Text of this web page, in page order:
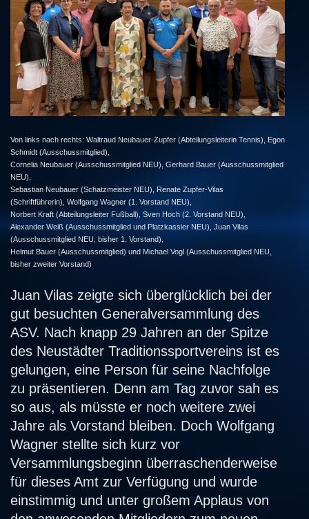
Von links nach rechts: Waltraud Neubauer-Zupfer (Abteilungsleiterin Tennis), Egon
Schmidt (Ausschussmitglied),
Cornelia Neubauer (Ausschussmitglied NEU), Gerhard Bauer (Ausschussmitglied
NEU),
Sebastian Neubauer (Schatzmeister NEU), Renate Zupfer-Vilas
(Schriftführerin), Wolfgang Wagner (1. Vorstand NEU),
Norbert Kraft (Abteilungsleiter Fußball), Sven Hoch (2. Vorstand NEU),
Alexander Weiß (Ausschussmitglied und Platzkassier NEU), Juan Vilas
(Ausschussmitglied NEU, bisher 1. Vorstand),
Helmut Bauer (Ausschussmitglied) und Michael Vogl (Ausschussmitglied NEU,
bisher zweiter Vorstand)
Juan Vilas zeigte sich überglücklich bei der
gut besuchten Generalversammlung des
ASV. Nach knapp 29 Jahren an der Spitze
des Neustädter Traditionssportvereins ist es
gelungen, eine Person für seine Nachfolge
zu präsentieren. Denn am Tag zuvor sah es
so aus, als müsste er noch weitere zwei
Jahre als Vorstand bleiben. Doch Wolfgang
Wagner stellte sich kurz vor
Versammlungsbeginn überraschenderweise
für dieses Amt zur Verfügung und wurde
einstimmig und unter großem Applaus von